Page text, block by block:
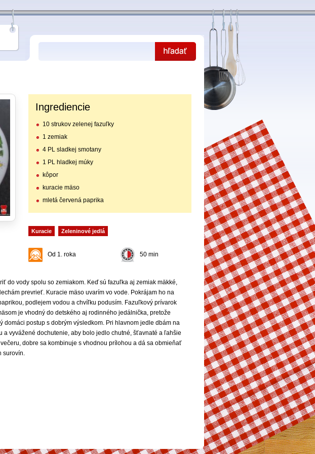
Ingrediencie
10 strukov zelenej fazuľky
1 zemiak
4 PL sladkej smotany
1 PL hladkej múky
kôpor
kuracie mäso
mletá červená paprika
Kuracie Zeleninové jedlá
Od 1. roka 50 min
do vody spolu so zemiakom. Keď sú fazuľka aj zemiak mäkké,
prevrieť. Kuracie mäso uvarím vo vode. Pokrájam ho na
podlejem vodou a chvíľku podusím. Fazuľkový prívarok
je vhodný do detského aj rodinného jedálnička, pretože
postup s dobrým výsledkom. Pri hlavnom jedle dbám na
vyvážené dochutenie, aby bolo jedlo chutné, šťavnaté a ľahšie
dobre sa kombinuje s vhodnou prílohou a dá sa obmieňať
surovín.